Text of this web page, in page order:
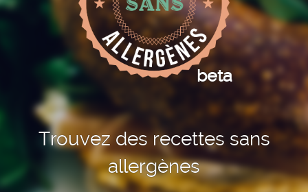
beta
Trouvez des recettes sans
allergènes